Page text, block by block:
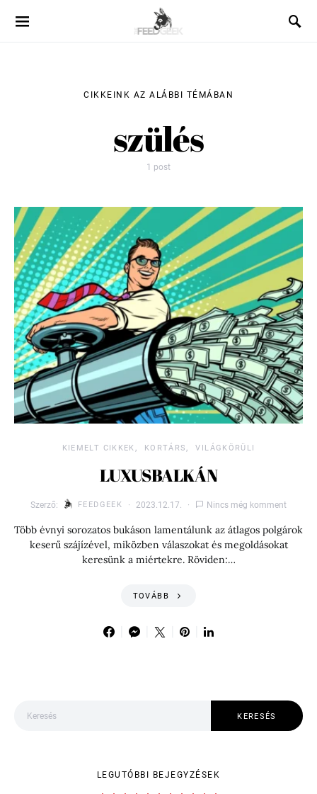
CIKKEINK AZ ALÁBBI TÉMÁBAN
szülés
1 post
KIEMELT CIKKEK KORTÁRS VILÁGKÖRÜLI
LUXUSBALKÁN
Szerző: FEEDGEEK 2023.12.17. Nincs még komment
Több évnyi sorozatos bukáson lamentálunk az átlagos polgárok
keserű szájízével, miközben válaszokat és megoldásokat
keresünk a miértekre. Röviden:…
TOVÁBB
KERESÉS
LEGUTÓBBI BEJEGYZÉSEK